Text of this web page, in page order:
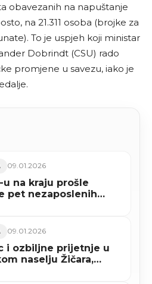
obavezanih na napuštanje
na 21.311 osoba (brojke za
To je uspjeh koji ministar
Dobrindt (CSU) rado
promjene u savezu, iako je
09.01.2026
u na kraju prošle
pet nezaposlenih
09.01.2026
i ozbiljne prijetnje u
naselju Žičara,